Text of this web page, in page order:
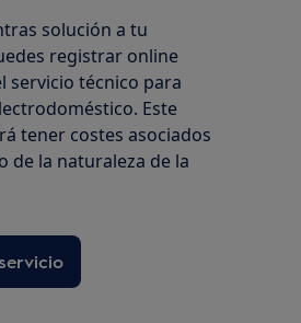
solución a tu
registrar online
servicio técnico para
Este
tener costes asociados
de la naturaleza de la